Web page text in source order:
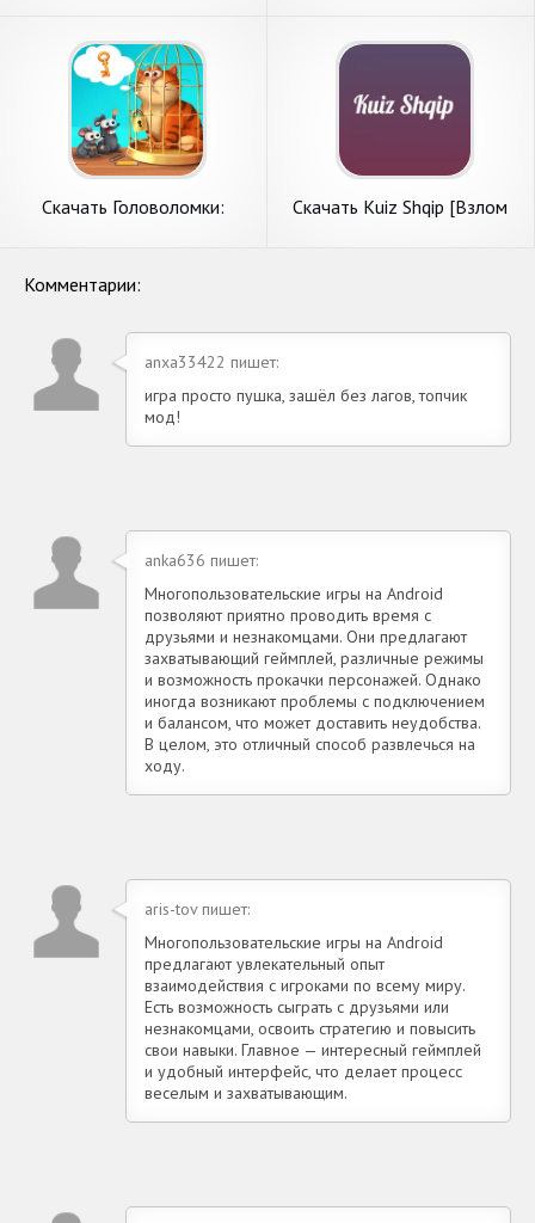
APK на Андроид
Скачать Головоломки:
Скачать Kuiz Shqip [Взлом
Комментарии:
anxa33422 пишет:
игра просто пушка, зашёл без лагов, топчик
мод!
anka636 пишет:
Многопользовательские игры на Android
позволяют приятно проводить время с
друзьями и незнакомцами. Они предлагают
захватывающий геймплей, различные режимы
и возможность прокачки персонажей. Однако
иногда возникают проблемы с подключением
и балансом, что может доставить неудобства.
В целом, это отличный способ развлечься на
ходу.
aris-tov пишет:
Многопользовательские игры на Android
предлагают увлекательный опыт
взаимодействия с игроками по всему миру.
Есть возможность сыграть с друзьями или
незнакомцами, освоить стратегию и повысить
свои навыки. Главное — интересный геймплей
и удобный интерфейс, что делает процесс
веселым и захватывающим.